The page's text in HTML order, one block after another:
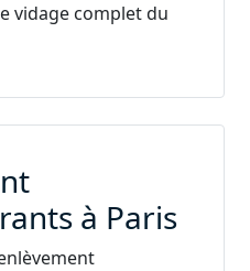
vidage complet du
à Paris